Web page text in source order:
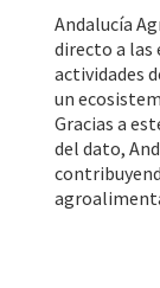
Andalucía
directo a las
actividades
un
Gracias a
del dato,